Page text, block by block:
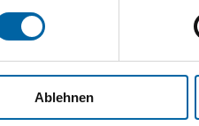
Ablehnen